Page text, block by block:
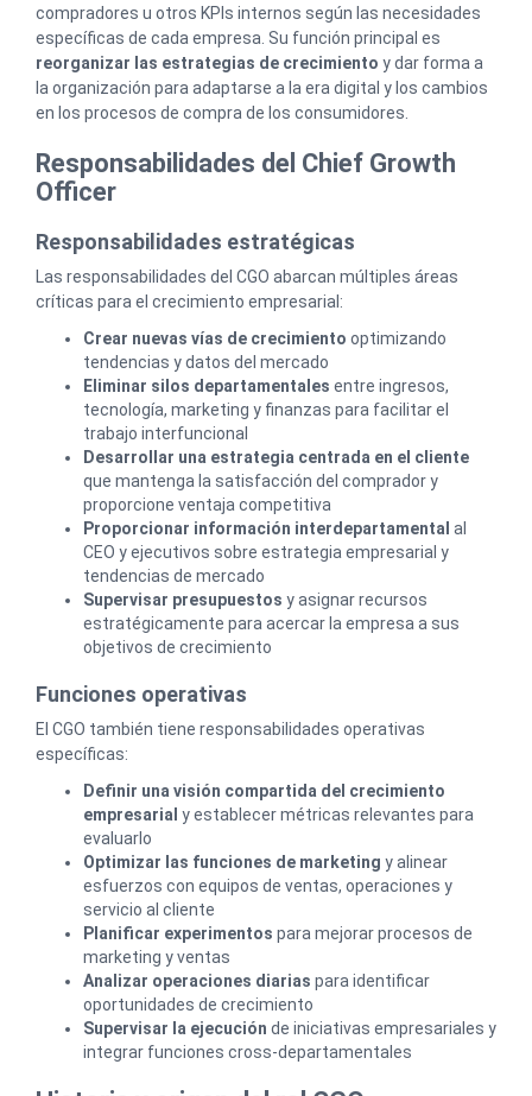
compradores u otros KPIs internos según las necesidades
específicas de cada empresa. Su función principal es
reorganizar las estrategias de crecimiento y dar forma a
la organización para adaptarse a la era digital y los cambios
en los procesos de compra de los consumidores.
Responsabilidades del Chief Growth
Officer
Responsabilidades estratégicas
Las responsabilidades del CGO abarcan múltiples áreas
críticas para el crecimiento empresarial:
Crear nuevas vías de crecimiento optimizando
tendencias y datos del mercado
Eliminar silos departamentales entre ingresos,
tecnología, marketing y finanzas para facilitar el
trabajo interfuncional
Desarrollar una estrategia centrada en el cliente
que mantenga la satisfacción del comprador y
proporcione ventaja competitiva
Proporcionar información interdepartamental al
CEO y ejecutivos sobre estrategia empresarial y
tendencias de mercado
Supervisar presupuestos y asignar recursos
estratégicamente para acercar la empresa a sus
objetivos de crecimiento
Funciones operativas
El CGO también tiene responsabilidades operativas
específicas:
Definir una visión compartida del crecimiento
empresarial y establecer métricas relevantes para
evaluarlo
Optimizar las funciones de marketing y alinear
esfuerzos con equipos de ventas, operaciones y
servicio al cliente
Planificar experimentos para mejorar procesos de
marketing y ventas
Analizar operaciones diarias para identificar
oportunidades de crecimiento
Supervisar la ejecución de iniciativas empresariales y
integrar funciones cross-departamentales